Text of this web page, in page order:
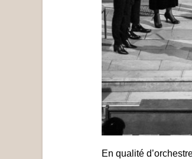
En qualité